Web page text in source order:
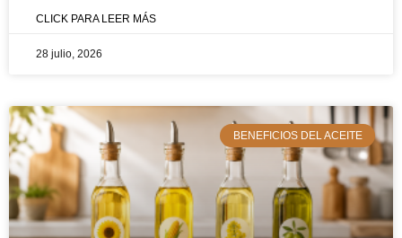
CLICK PARA LEER MÁS
28 julio, 2026
BENEFICIOS DEL ACEITE